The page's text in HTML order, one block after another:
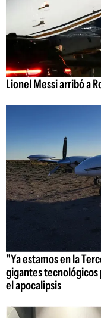
Lionel Messi arribó a
"Ya estamos en la
gigantes tecnológicos
el apocalipsis